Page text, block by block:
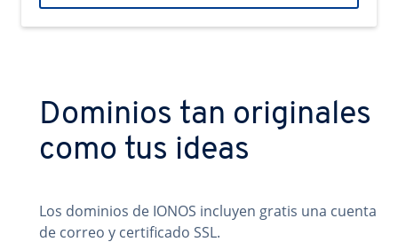
Dominios tan originales
como tus ideas
Los dominios de IONOS incluyen gratis una cuenta
de correo y certificado SSL.